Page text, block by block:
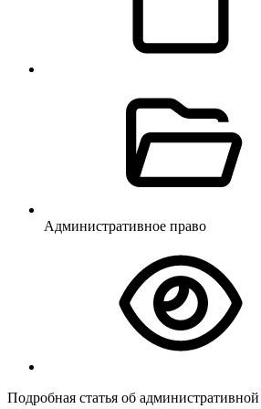
Административное право
Подробная статья об административной